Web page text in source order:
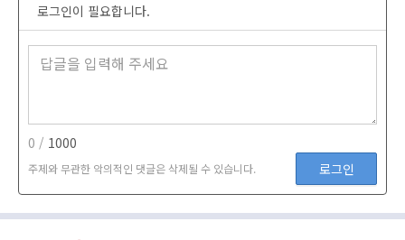
로그인이 필요합니다.
0 / 1000
주제와 무관한 악의적인 댓글은 삭제될 수 있습니다. 로그인